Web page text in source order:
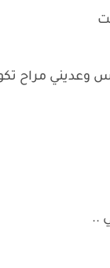
وعديني مراح
..